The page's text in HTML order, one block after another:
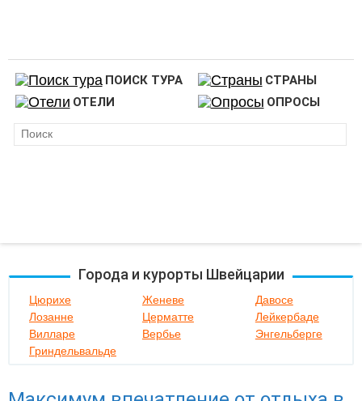
ПОИСК ТУРА
СТРАНЫ
ОТЕЛИ
ОПРОСЫ
Города и курорты Швейцарии
Цюрихе Женеве
Давосе
Лозанне
Церматте
Лейкербаде
Вилларе
Вербье
Энгельберге
Гриндельвальде